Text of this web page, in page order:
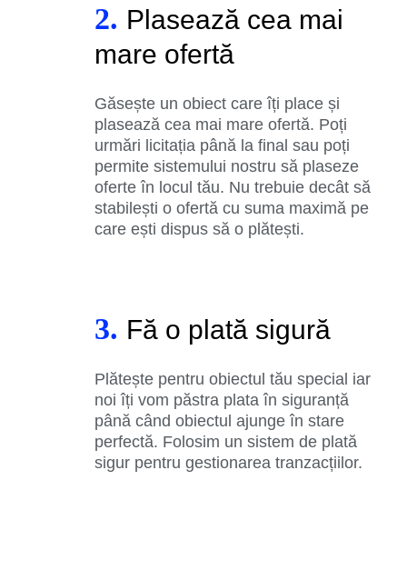
2. Plasează cea mai
mare ofertă
Găsește un obiect care îți place și
plasează cea mai mare ofertă. Poți
urmări licitația până la final sau poți
permite sistemului nostru să plaseze
oferte în locul tău. Nu trebuie decât să
stabilești o ofertă cu suma maximă pe
care ești dispus să o plătești.
3. Fă o plată sigură
Plătește pentru obiectul tău special iar
noi îți vom păstra plata în siguranță
până când obiectul ajunge în stare
perfectă. Folosim un sistem de plată
sigur pentru gestionarea tranzacțiilor.